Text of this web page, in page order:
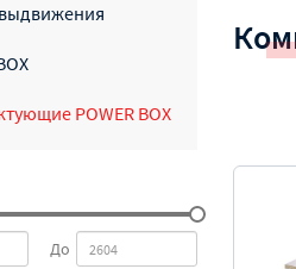
POWER BOX
До